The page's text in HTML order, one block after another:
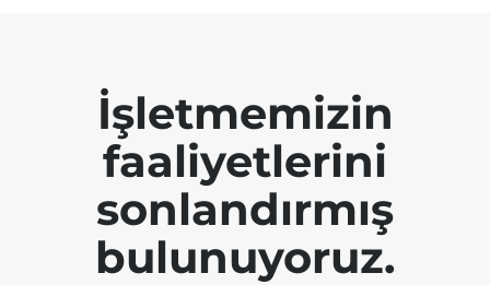
İşletmemizin
faaliyetlerini
sonlandırmış
bulunuyoruz.